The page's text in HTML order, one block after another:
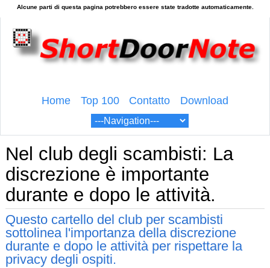
Home Top 100 Contatto Download
Nel club degli scambisti: La
discrezione è importante
durante e dopo le attività.
Questo cartello del club per scambisti
sottolinea l'importanza della discrezione
durante e dopo le attività per rispettare la
privacy degli ospiti.